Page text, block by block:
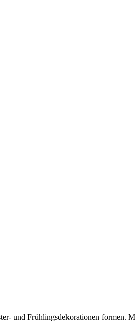
und Frühlingsdekorationen formen.